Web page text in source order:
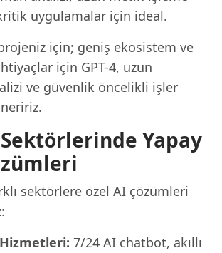
uygulamalar için ideal.
için; geniş ekosistem ve
için GPT-4, uzun
ve güvenlik öncelikli işler
Yapay
sektörlere özel AI çözümleri
7/24 AI chatbot, akıllı